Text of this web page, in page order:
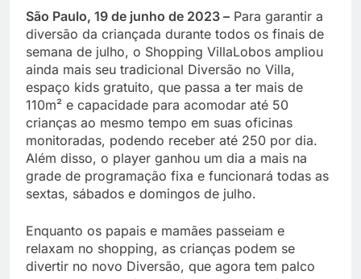
São Paulo, 19 de junho de 2023 – Para garantir a
diversão da criançada durante todos os finais de
semana de julho, o Shopping VillaLobos ampliou
ainda mais seu tradicional Diversão no Villa,
espaço kids gratuito, que passa a ter mais de
110m² e capacidade para acomodar até 50
crianças ao mesmo tempo em suas oficinas
monitoradas, podendo receber até 250 por dia.
Além disso, o player ganhou um dia a mais na
grade de programação fixa e funcionará todas as
sextas, sábados e domingos de julho.
Enquanto os papais e mamães passeiam e
relaxam no shopping, as crianças podem se
divertir no novo Diversão, que agora tem palco